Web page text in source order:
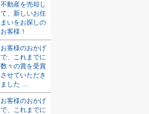
不動産を売却し
て、新しいお住
まいをお探しの
お客様！
お客様のおかげ
で、これまでに
数々の賞を受賞
させていただき
ました ...
お客様のおかげ
で、これまでに